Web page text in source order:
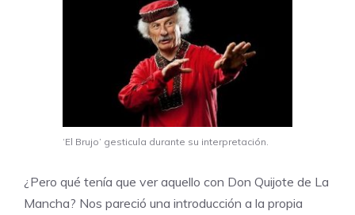
‘El Brujo’ gesticula durante su interpretación.
¿Pero qué tenía que ver aquello con Don Quijote de La
Mancha? Nos pareció una introducción a la propia